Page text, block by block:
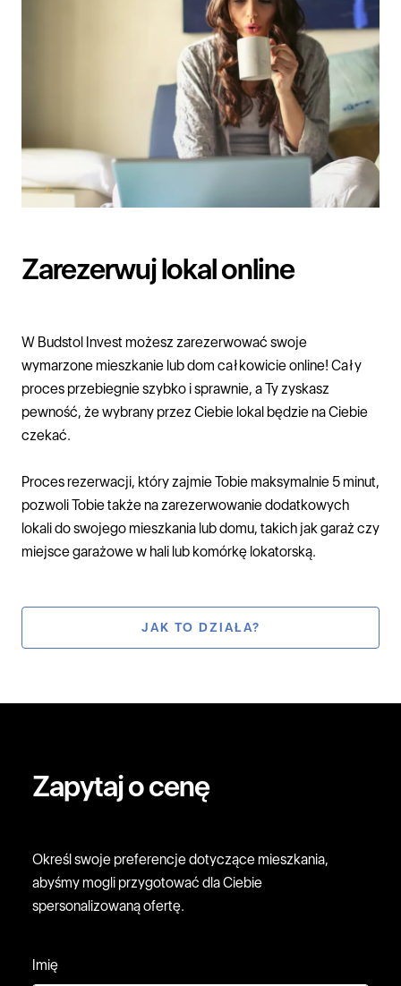
Zarezerwuj lokal online
W Budstol Invest możesz zarezerwować swoje
wymarzonemieszkanie lubdom całkowicie online! Cały
proces przebiegnie szybko i sprawnie, a Ty zyskasz
pewność, że wybrany przez Ciebie lokal będzie na Ciebie
czekać.
Proces rezerwacji, który zajmie Tobie maksymalnie 5 minut,
pozwoli Tobie także na zarezerwowanie dodatkowych
lokali do swojego mieszkania lub domu, takich jak garaż czy
miejsce garażowe w hali lub komórkę lokatorską.
JAK TO DZIAŁA?
Zapytaj o cenę
Określ swoje preferencje dotyczące mieszkania,
abyśmy mogli przygotować dla Ciebie
spersonalizowaną ofertę.
Imię